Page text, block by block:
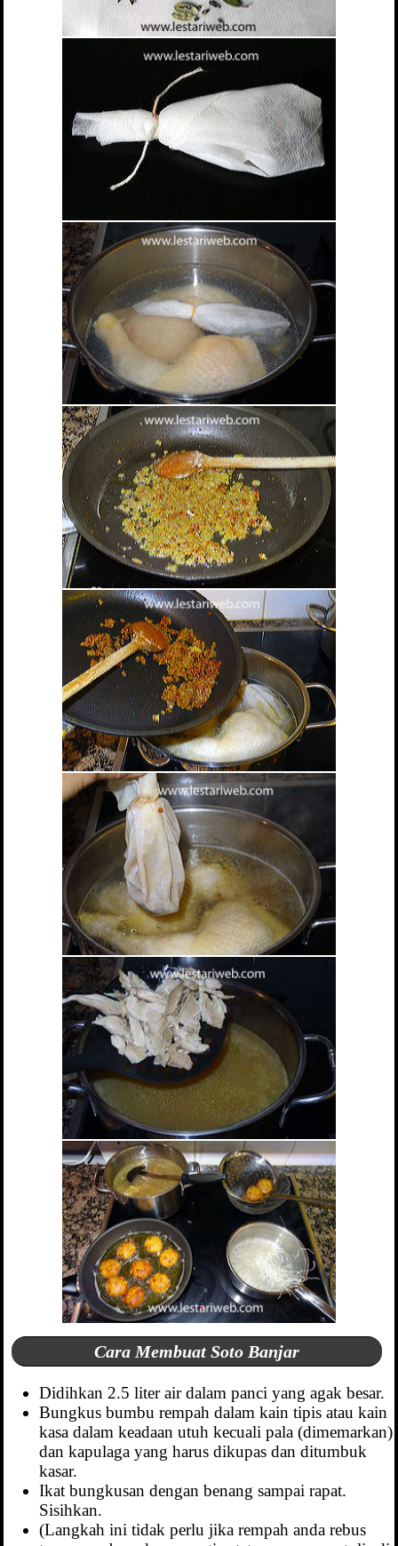
Cara Membuat Soto Banjar
Didihkan 2.5 liter air dalam panci yang agak besar.
Bungkus bumbu rempah dalam kain tipis atau kain
kasa dalam keadaan utuh kecuali pala (dimemarkan)
dan kapulaga yang harus dikupas dan ditumbuk
kasar.
Ikat bungkusan dengan benang sampai rapat.
Sisihkan.
(Langkah ini tidak perlu jika rempah anda rebus